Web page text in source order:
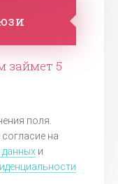
займет 5
поля.
на
и